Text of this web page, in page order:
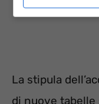
La stipula
di nuove